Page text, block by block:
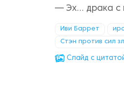
— Эх... драка с
Иви Баррет
Стэн против сил
Cлайд с